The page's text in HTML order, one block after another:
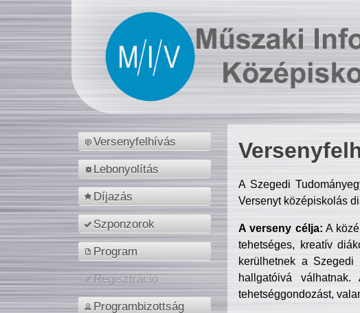
Versenyfelhívás
Lebonyolítás
Díjazás
Szponzorok
Program
Regisztráció
Programbizottság
A Szegedi
Versenyt középiskolás
A verseny célja: A
tehetséges, kreatív
kerülhetnek a
hallgatóivá
tehetséggondozást,